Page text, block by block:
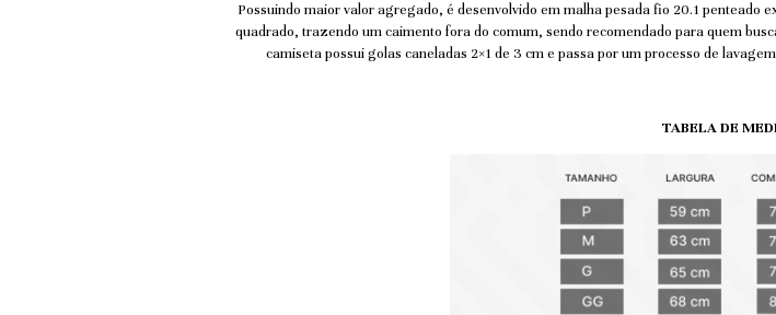
Possuindo maior valor agregado, é desenvolvido em malha pesada fio 20.1 penteado
quadrado, trazendo um caimento fora do comum, sendo recomendado para quem
camiseta possui golas caneladas 2×1 de 3 cm e passa por um processo de
TABELA DE